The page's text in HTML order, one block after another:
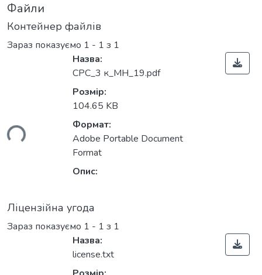
Файли
Контейнер файлів
Зараз показуємо 1 - 1 з 1
Назва:
СРС_3 к_МН_19.pdf
Розмір:
104.65 KB
Формат:
Adobe Portable Document
Format
Опис:
Ліцензійна угода
Зараз показуємо 1 - 1 з 1
Назва:
license.txt